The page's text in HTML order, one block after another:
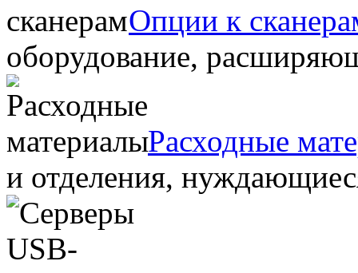
Опции к
оборудование,
Расходные
и отделения,